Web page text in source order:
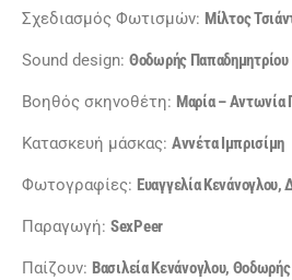
Σχεδιασμός Φωτισμών: Μίλτος
Sound design: Θοδωρής Παπαδημητρίου
Βοηθός σκηνοθέτη: Μαρία – Αντωνία
Κατασκευή μάσκας: Αννέτα Ιμπρισίμη
Φωτογραφίες: Ευαγγελία Κενάνογλου,
Παραγωγή: SexPeer
Παίζουν: Βασιλεία Κενάνογλου,